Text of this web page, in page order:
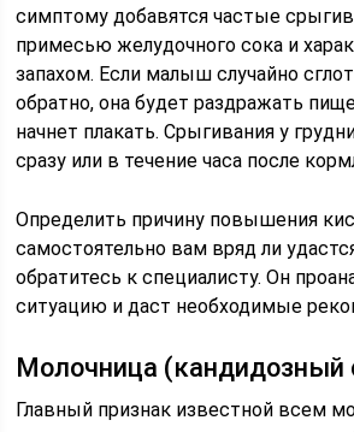
симптому добавятся частые
примесью желудочного сока и
запахом. Если малыш случайно
обратно, она будет раздражать
начнет плакать. Срыгивания у
сразу или в течение часа после
Определить причину повышения
самостоятельно вам вряд ли
обратитесь к специалисту. Он
ситуацию и даст необходимые
Молочница (кандидозный
Главный признак известной всем